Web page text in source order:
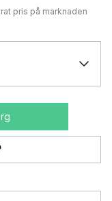
pris på marknaden